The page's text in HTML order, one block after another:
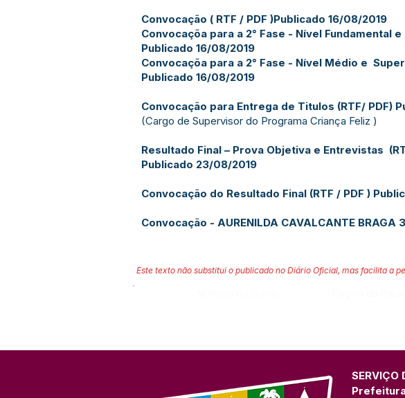
Convocação ( RTF / PDF )Publicado 16/08/2019
Convocaçõa para a 2° Fase - Nível Fundamental
Publicado 16/08/2019
Convocaçõa para a 2° Fase - Nível Médio e
Publicado 16/08/2019
Convocação para Entrega de Titulos (RTF/ PDF)
(Cargo de Supervisor do Programa Criança Feliz )
Resultado Final – Prova Objetiva e Entrevistas (
Publicado 23/08/2019
Convocação do Resultado Final (RTF / PDF )
Convocação - AURENILDA CAVALCANTE
Este texto não substitui o publicado no Diário Oficial, mas facilita a
SERVIÇO